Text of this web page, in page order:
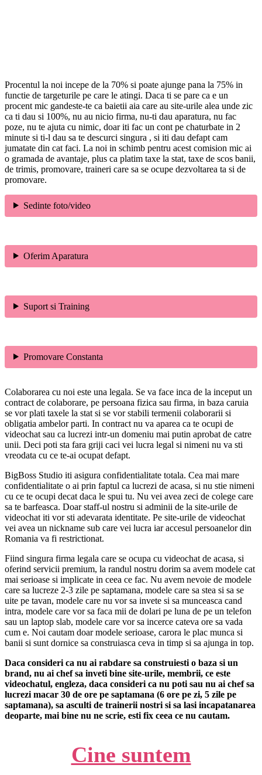
Procentul la noi incepe de la 70% si poate ajunge pana la 75% in
functie de targeturile pe care le atingi. Daca ti se pare ca e un
procent mic gandeste-te ca baietii aia care au site-urile alea unde zic
ca ti dau si 100%, nu au nicio firma, nu-ti dau aparatura, nu fac
poze, nu te ajuta cu nimic, doar iti fac un cont pe chaturbate in 2
minute si ti-l dau sa te descurci singura , si iti dau defapt cam
jumatate din cat faci. La noi in schimb pentru acest comision mic ai
o gramada de avantaje, plus ca platim taxe la stat, taxe de scos banii,
de trimis, promovare, traineri care sa se ocupe dezvoltarea ta si de
promovare.
Sedinte foto/video
Oferim Aparatura
Suport si Training
Promovare Constanta
Colaborarea cu noi este una legala. Se va face inca de la inceput un
contract de colaborare, pe persoana fizica sau firma, in baza caruia
se vor plati taxele la stat si se vor stabili termenii colaborarii si
obligatia ambelor parti. In contract nu va aparea ca te ocupi de
videochat sau ca lucrezi intr-un domeniu mai putin aprobat de catre
unii. Deci poti sta fara griji caci vei lucra legal si nimeni nu va sti
vreodata cu ce te-ai ocupat defapt.
BigBoss Studio iti asigura confidentialitate totala. Cea mai mare
confidentialitate o ai prin faptul ca lucrezi de acasa, si nu stie nimeni
cu ce te ocupi decat daca le spui tu. Nu vei avea zeci de colege care
sa te barfeasca. Doar staff-ul nostru si adminii de la site-urile de
videochat iti vor sti adevarata identitate. Pe site-urile de videochat
vei avea un nickname sub care vei lucra iar accesul persoanelor din
Romania va fi restrictionat.
Fiind singura firma legala care se ocupa cu videochat de acasa, si
oferind servicii premium, la randul nostru dorim sa avem modele cat
mai serioase si implicate in ceea ce fac. Nu avem nevoie de modele
care sa lucreze 2-3 zile pe saptamana, modele care sa stea si sa se
uite pe tavan, modele care nu vor sa invete si sa munceasca cand
intra, modele care vor sa faca mii de dolari pe luna de pe un telefon
sau un laptop slab, modele care vor sa incerce cateva ore sa vada
cum e. Noi cautam doar modele serioase, carora le plac munca si
banii si sunt dornice sa construiasca ceva in timp si sa ajunga in top.
Daca consideri ca nu ai rabdare sa construiesti o baza si un
brand, nu ai chef sa inveti bine site-urile, membrii, ce este
videochatul, engleza, daca consideri ca nu poti sau nu ai chef sa
lucrezi macar 30 de ore pe saptamana (6 ore pe zi, 5 zile pe
saptamana), sa asculti de trainerii nostri si sa lasi incapatanarea
deoparte, mai bine nu ne scrie, esti fix ceea ce nu cautam.
Cine suntem